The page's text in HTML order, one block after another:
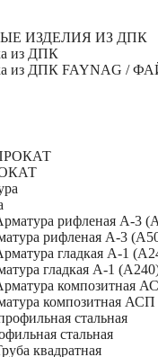
ИЗДЕЛИЯ ИЗ ДПК
из ДПК
из ДПК FAYNAG /
рифленая А-3
гладкая А-1
композитная АСП
стальная